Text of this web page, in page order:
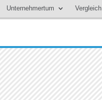
Unternehmertum Vergleich